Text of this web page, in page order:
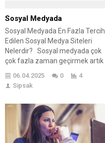
otoriteyi güçlendirmeye çalışmış,
getirdiği yeniliklere de duyarlı
davranmıştır. Bu dönemde
iktisadi gelişmeler, özellikle
demiryolları ve tarım alanında
önemli ilerlemeler...
Sosyal Medyada
Sosyal Medyada En Fazla Tercih
Edilen Sosyal Medya Siteleri
Nelerdir? Sosyal medyada çok
çok fazla zaman geçirmek artık
Günümüz insanı için oldukça
olağan ve normal olan sosyal
bu siteler de zaman harcamak
da bir hayli keyif vermektedir.
Sosyal medya üzerinde fazla...
06.04.2025 0
4
Sipsak